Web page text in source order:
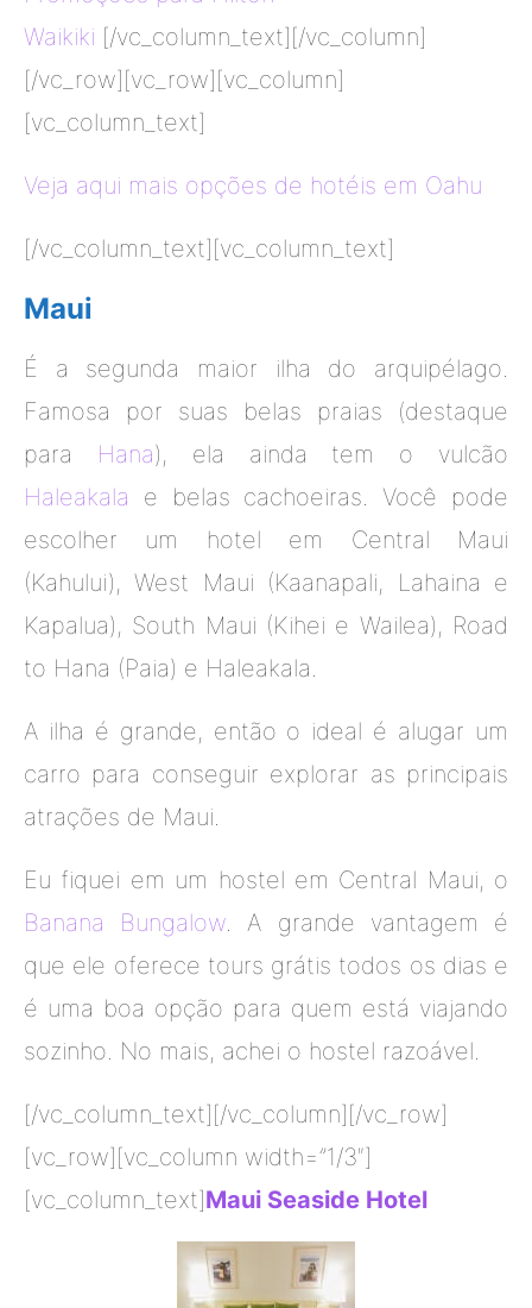
Waikiki [/vc_column_text][/vc_column]
[/vc_row][vc_row][vc_column]
[vc_column_text]
Veja aqui mais opções de hotéis em Oahu
[/vc_column_text][vc_column_text]
Maui
É a segunda maior ilha do arquipélago.
Famosa por suas belas praias (destaque
para Hana), ela ainda tem o vulcão
Haleakala e belas cachoeiras. Você pode
escolher um hotel em Central Maui
(Kahului), West Maui (Kaanapali, Lahaina e
Kapalua), South Maui (Kihei e Wailea), Road
to Hana (Paia) e Haleakala.
A ilha é grande, então o ideal é alugar um
carro para conseguir explorar as principais
atrações de Maui.
Eu fiquei em um hostel em Central Maui, o
Banana Bungalow . A grande vantagem é
que ele oferece tours grátis todos os dias e
é uma boa opção para quem está viajando
sozinho. No mais, achei o hostel razoável.
[/vc_column_text][/vc_column][/vc_row]
[vc_row][vc_column width=”1/3″]
[vc_column_text]Maui Seaside Hotel